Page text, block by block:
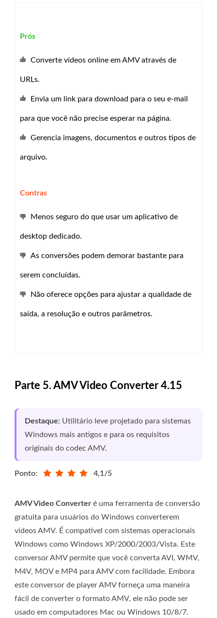
Prós
Converte vídeos online em AMV através de
URLs.
Envia um link para download para o seu e-mail
para que você não precise esperar na página.
Gerencia imagens, documentos e outros tipos de
arquivo.
Contras
Menos seguro do que usar um aplicativo de
desktop dedicado.
As conversões podem demorar bastante para
serem concluídas.
Não oferece opções para ajustar a qualidade de
saída, a resolução e outros parâmetros.
Parte 5. AMV Video Converter 4.15
Destaque: Utilitário leve projetado para sistemas
Windows mais antigos e para os requisitos
originais do codec AMV.
Ponto: 4,1/5
AMV Video Converter é uma ferramenta de conversão
gratuita para usuários do Windows converterem
vídeos AMV. É compatível com sistemas operacionais
Windows como Windows XP/2000/2003/Vista. Este
conversor AMV permite que você converta AVI, WMV,
M4V, MOV e MP4 para AMV com facilidade. Embora
este conversor de player AMV forneça uma maneira
fácil de converter o formato AMV, ele não pode ser
usado em computadores Mac ou Windows 10/8/7.